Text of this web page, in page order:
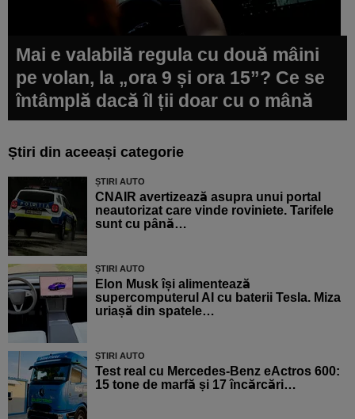
Mai e valabilă regula cu două mâini
pe volan, la „ora 9 și ora 15”? Ce se
întâmplă dacă îl ții doar cu o mână
Știri din aceeași categorie
ȘTIRI AUTO
CNAIR avertizează asupra unui portal
neautorizat care vinde roviniete. Tarifele
sunt cu până…
ȘTIRI AUTO
Elon Musk își alimentează
supercomputerul AI cu baterii Tesla. Miza
uriașă din spatele…
ȘTIRI AUTO
Test real cu Mercedes-Benz eActros 600:
15 tone de marfă și 17 încărcări…